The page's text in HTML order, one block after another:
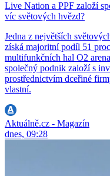
Live Nation a PPF založí
víc světových hvězd?
Jedna z největších
získá majoritní podíl 51
multifunkčních hal O2
společný podnik založí s
prostřednictvím dceřiné
vlastní.
Aktuálně.cz - Magazín
dnes, 09:28